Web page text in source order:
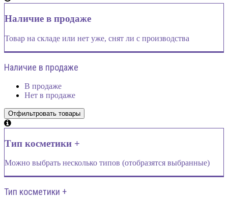
Наличие в продаже
Товар на складе или нет уже, снят ли с производства
Наличие в продаже
В продаже
Нет в продаже
Тип косметики +
Можно выбрать несколько типов (отобразятся выбранные)
Тип косметики +